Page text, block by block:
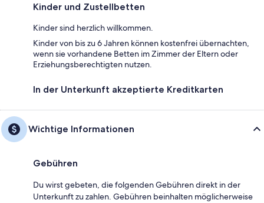
Kinder und Zustellbetten
Kinder sind herzlich willkommen.
Kinder von bis zu 6 Jahren können kostenfrei übernachten,
wenn sie vorhandene Betten im Zimmer der Eltern oder
Erziehungsberechtigten nutzen.
In der Unterkunft akzeptierte Kreditkarten
Wichtige Informationen
Gebühren
Du wirst gebeten, die folgenden Gebühren direkt in der
Unterkunft zu zahlen. Gebühren beinhalten möglicherweise